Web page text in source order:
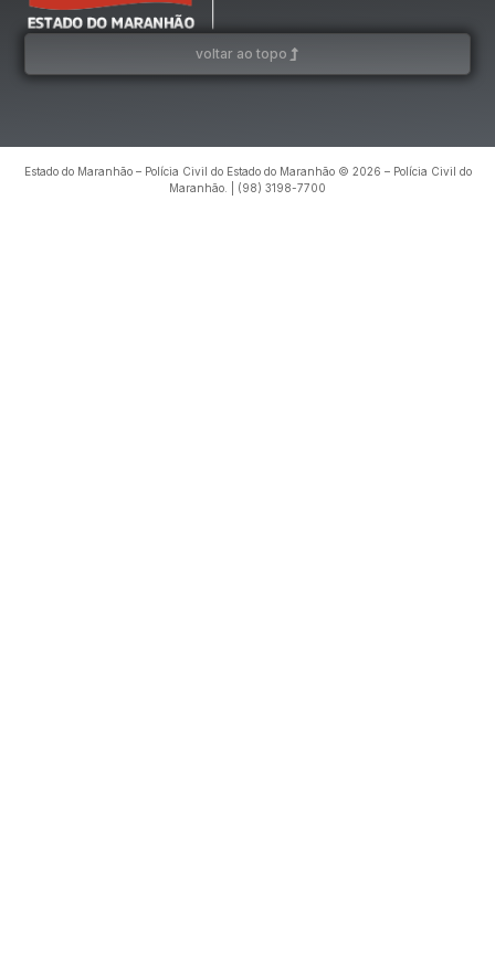
voltar ao topo
Estado do Maranhão – Polícia Civil do Estado do Maranhão © 2026 – Polícia Civil do
Maranhão. | (98) 3198-7700